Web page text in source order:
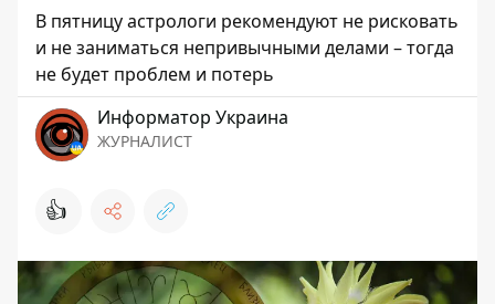
В пятницу астрологи рекомендуют не рисковать
и не заниматься непривычными делами – тогда
не будет проблем и потерь
Информатор Украина
ЖУРНАЛИСТ
👍